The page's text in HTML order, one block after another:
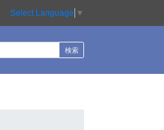
Select Language ▼